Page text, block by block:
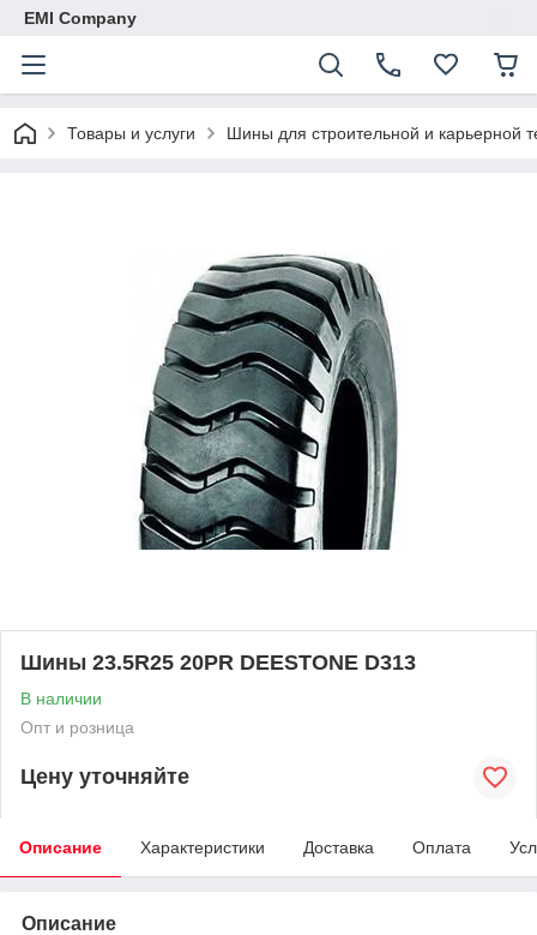
EMI Company
Товары и услуги Шины для строительной и карьерной
Шины 23.5R25 20PR DEESTONE D313
В наличии
Опт и розница
Цену уточняйте
Описание Характеристики Доставка Оплата
Описание